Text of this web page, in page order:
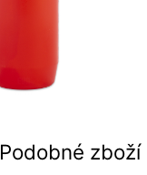
Podobné zboží